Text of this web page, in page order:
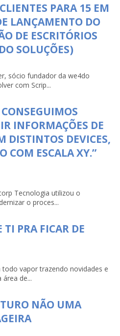
PARA 15 EM
LANÇAMENTO DO
DE ESCRITÓRIOS
SOLUÇÕES)
sócio fundador da we4do
com Scrip...
INFORMAÇÕES DE
DISTINTOS DEVICES,
COM ESCALA XY.”
Tecnologia utilizou o
o proces...
TI PRA FICAR DE
vapor trazendo novidades e
de...
NÃO UMA